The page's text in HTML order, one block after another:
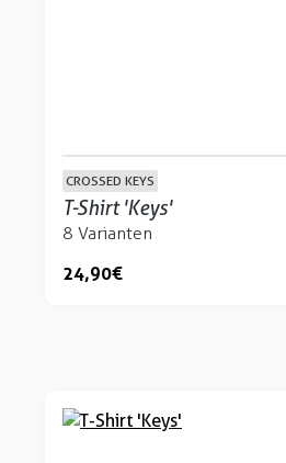
CROSSED KEYS
T-Shirt 'Keys'
8 Varianten
24,90 €